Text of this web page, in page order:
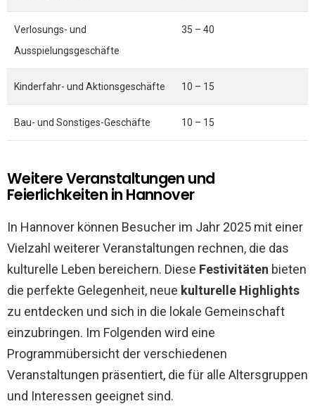
Verlosungs- und
Ausspielungsgeschäfte
35 – 40
Kinderfahr- und Aktionsgeschäfte 10 – 15
Bau- und Sonstiges-Geschäfte 10 – 15
Weitere Veranstaltungen und
Feierlichkeiten in Hannover
In Hannover können Besucher im Jahr 2025 mit einer
Vielzahl weiterer Veranstaltungen rechnen, die das
kulturelle Leben bereichern. Diese Festivitäten bieten
die perfekte Gelegenheit, neue kulturelle Highlights
zu entdecken und sich in die lokale Gemeinschaft
einzubringen. Im Folgenden wird eine
Programmübersicht der verschiedenen
Veranstaltungen präsentiert, die für alle Altersgruppen
und Interessen geeignet sind.